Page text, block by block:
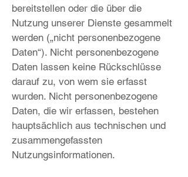
bereitstellen oder die über die
Nutzung unserer Dienste gesammelt
werden („nicht personenbezogene
Daten“). Nicht personenbezogene
Daten lassen keine Rückschlüsse
darauf zu, von wem sie erfasst
wurden. Nicht personenbezogene
Daten, die wir erfassen, bestehen
hauptsächlich aus technischen und
zusammengefassten
Nutzungsinformationen.